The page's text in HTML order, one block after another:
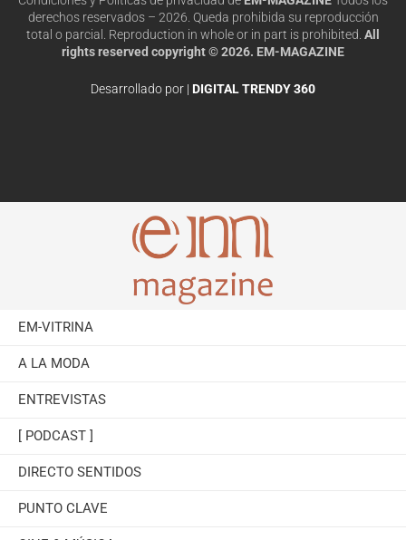
derechos reservados – 2026. Queda prohibida su reproducción
total o parcial. Reproduction in whole or in part is prohibited. All
rights reserved copyright © 2026. EM-MAGAZINE
Desarrollado por | DIGITAL TRENDY 360
EM-VITRINA
A LA MODA
ENTREVISTAS
[ PODCAST ]
DIRECTO SENTIDOS
PUNTO CLAVE